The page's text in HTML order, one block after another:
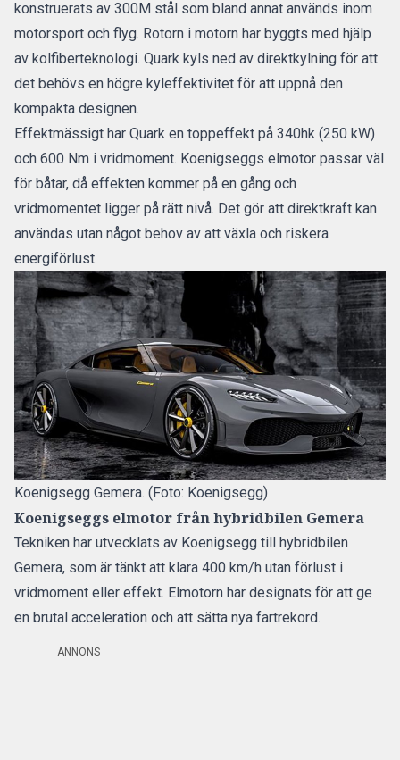
konstruerats av 300M stål som bland annat används inom
motorsport och flyg. Rotorn i motorn har byggts med hjälp
av kolfiberteknologi. Quark kyls ned av direktkylning för att
det behövs en högre kyleffektivitet för att uppnå den
kompakta designen.
Effektmässigt har Quark en toppeffekt på 340hk (250 kW)
och 600 Nm i vridmoment. Koenigseggs elmotor passar väl
för båtar, då effekten kommer på en gång och
vridmomentet ligger på rätt nivå. Det gör att direktkraft kan
användas utan något behov av att växla och riskera
energiförlust.
Koenigsegg Gemera. (Foto: Koenigsegg)
Koenigseggs elmotor från hybridbilen Gemera
Tekniken har utvecklats av Koenigsegg till hybridbilen
Gemera, som är tänkt att klara 400 km/h utan förlust i
vridmoment eller effekt. Elmotorn har designats för att ge
en brutal acceleration och att sätta nya fartrekord.
ANNONS